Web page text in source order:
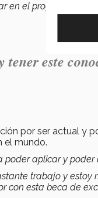
en el programa que
este
por ser actual y
el mundo.
poder aplicar y poder
trabajo y
con esta beca de